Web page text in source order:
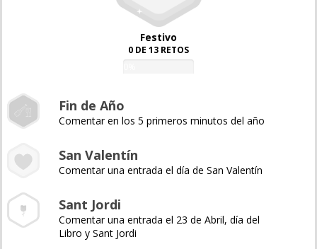
Festivo
0 DE 13 RETOS
Fin de Año
Comentar en los 5 primeros minutos del año
San Valentín
Comentar una entrada el día de San Valentín
Sant Jordi
Comentar una entrada el 23 de Abril, día del
Libro y Sant Jordi